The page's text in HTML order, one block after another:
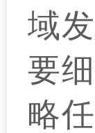
域
要
略